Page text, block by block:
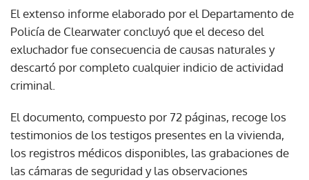
El extenso informe elaborado por el Departamento de
Policía de Clearwater concluyó que el deceso del
exluchador fue consecuencia de causas naturales y
descartó por completo cualquier indicio de actividad
criminal.
El documento, compuesto por 72 páginas, recoge los
testimonios de los testigos presentes en la vivienda,
los registros médicos disponibles, las grabaciones de
las cámaras de seguridad y las observaciones